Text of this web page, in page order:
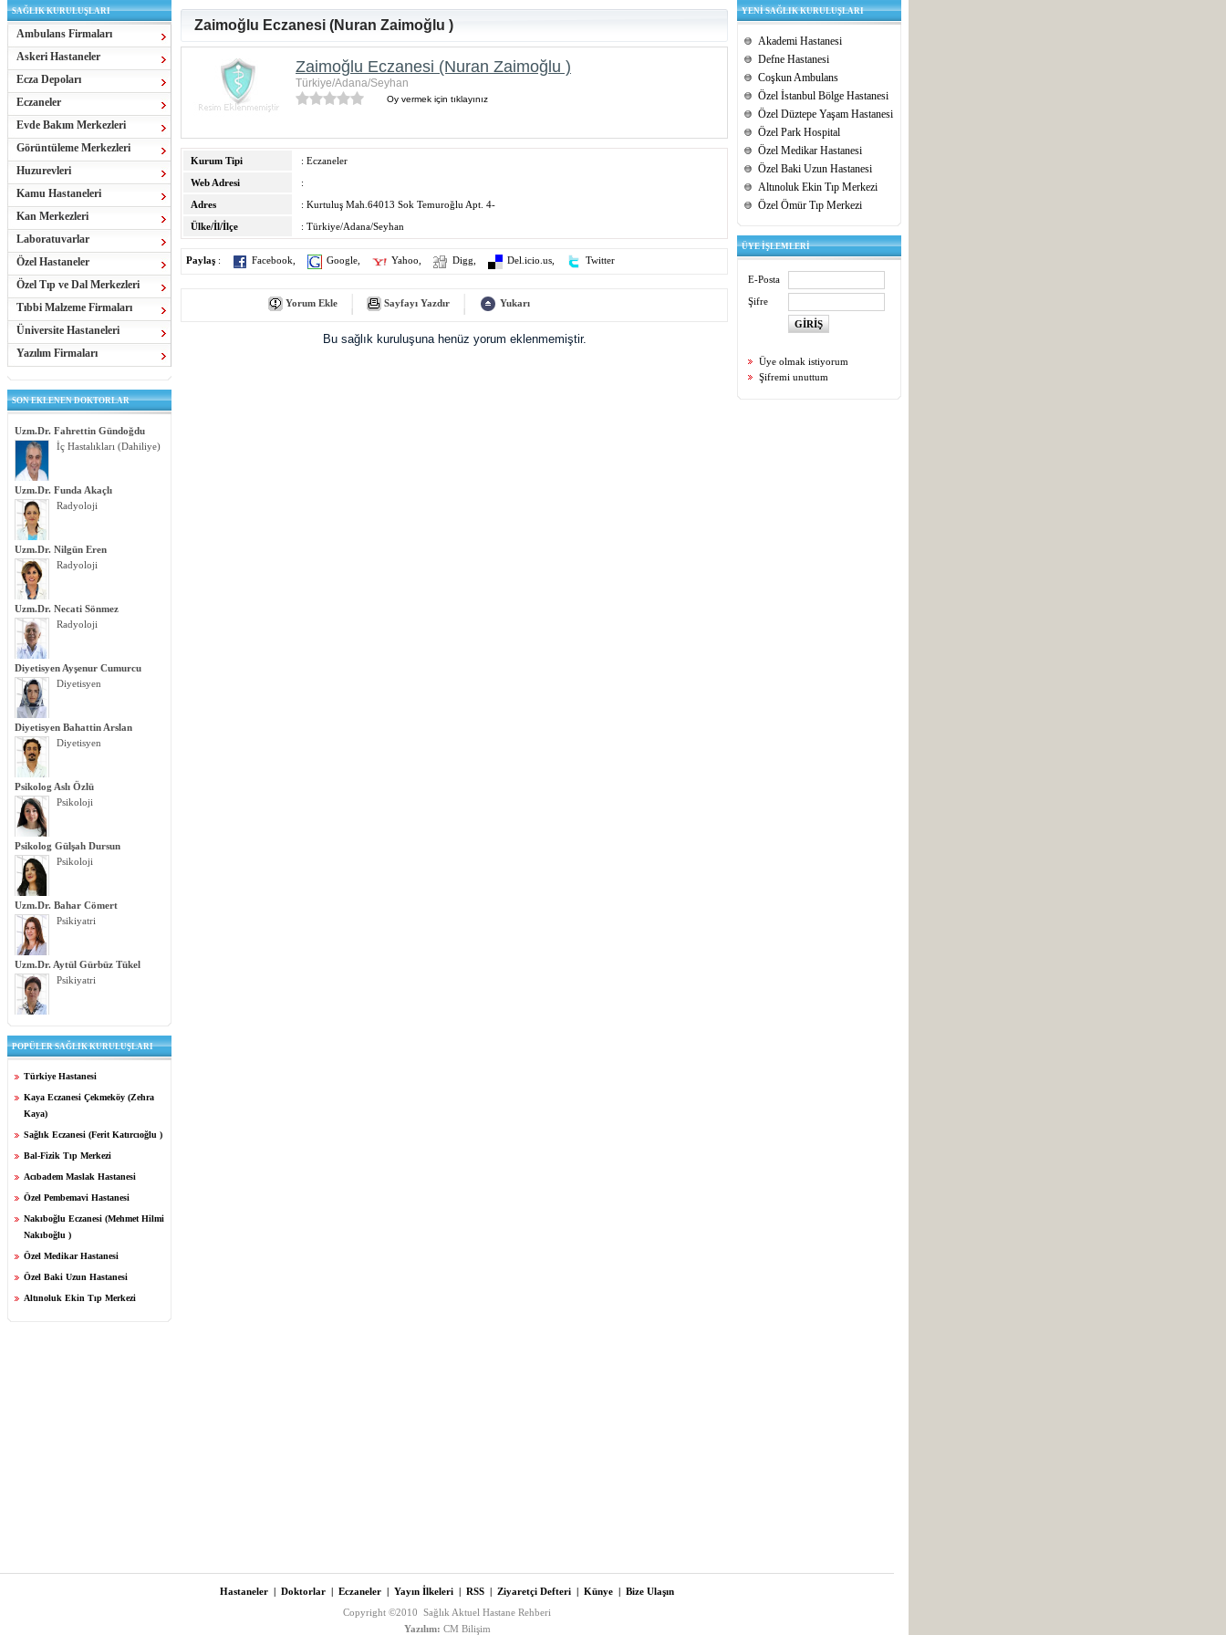
SAĞLIK KURULUŞLARI
Ambulans Firmaları
Askeri Hastaneler
Ecza Depoları
Eczaneler
Evde Bakım Merkezleri
Görüntüleme Merkezleri
Huzurevleri
Kamu Hastaneleri
Kan Merkezleri
Laboratuvarlar
Özel Hastaneler
Özel Tıp ve Dal Merkezleri
Tıbbi Malzeme Firmaları
Üniversite Hastaneleri
Yazılım Firmaları
SON EKLENEN DOKTORLAR
Uzm.Dr. Fahrettin Gündoğdu
İç Hastalıkları (Dahiliye)
Uzm.Dr. Funda Akaçlı
Radyoloji
Uzm.Dr. Nilgün Eren
Radyoloji
Uzm.Dr. Necati Sönmez
Radyoloji
Diyetisyen Ayşenur Cumurcu
Diyetisyen
Diyetisyen Bahattin Arslan
Diyetisyen
Psikolog Aslı Özlü
Psikoloji
Psikolog Gülşah Dursun
Psikoloji
Uzm.Dr. Bahar Cömert
Psikiyatri
Uzm.Dr. Aytül Gürbüz Tükel
Psikiyatri
POPÜLER SAĞLIK KURULUŞLARI
Türkiye Hastanesi
Kaya Eczanesi Çekmeköy (Zehra
Kaya)
Sağlık Eczanesi (Ferit Katırcıoğlu )
Bal-Fizik Tıp Merkezi
Acıbadem Maslak Hastanesi
Özel Pembemavi Hastanesi
Nakıboğlu Eczanesi (Mehmet Hilmi
Nakıboğlu )
Özel Medikar Hastanesi
Özel Baki Uzun Hastanesi
Altınoluk Ekin Tıp Merkezi
Zaimoğlu Eczanesi (Nuran Zaimoğlu )
Zaimoğlu Eczanesi (Nuran Zaimoğlu )
Türkiye/Adana/Seyhan
Oy vermek için tıklayınız
Kurum Tipi
: Eczaneler
Web Adresi
:
Adres
: Kurtuluş Mah.64013 Sok Temuroğlu Apt. 4-
Ülke/İl/İlçe
: Türkiye/Adana/Seyhan
Paylaş : Facebook Google Yahoo Digg Del.icio.us Twitter
Yorum Ekle Sayfayı Yazdır Yukarı
Bu sağlık kuruluşuna henüz yorum eklenmemiştir.
YENİ SAĞLIK KURULUŞLARI
Akademi Hastanesi
Defne Hastanesi
Coşkun Ambulans
Özel İstanbul Bölge Hastanesi
Özel Düztepe Yaşam Hastanesi
Özel Park Hospital
Özel Medikar Hastanesi
Özel Baki Uzun Hastanesi
Altınoluk Ekin Tıp Merkezi
Özel Ömür Tıp Merkezi
ÜYE İŞLEMLERİ
E-Posta
Şifre
Üye olmak istiyorum
Şifremi unuttum
Hastaneler | Doktorlar | Eczaneler | Yayın İlkeleri | RSS | Ziyaretçi Defteri | Künye | Bize Ulaşın
Copyright ©2010 Sağlık Aktuel Hastane Rehberi
Yazılım: CM Bilişim